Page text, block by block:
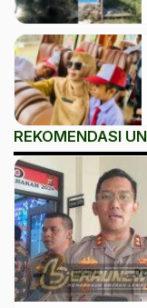
REKOMENDASI